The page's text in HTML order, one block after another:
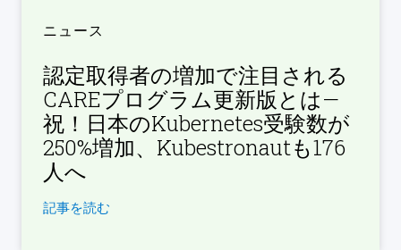
ニュース
認定取得者の増加で注目される
CAREプログラム更新版とは—
祝！日本のKubernetes受験数が
250%増加、Kubestronautも176
人へ
記事を読む